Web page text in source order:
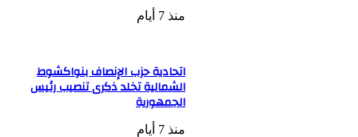
منذ 7 أيام
اتحادية حزب الإنصاف بنواكشوط
الشمالية تخلد ذكرى تنصيب رئيس
الجمهورية
منذ 7 أيام